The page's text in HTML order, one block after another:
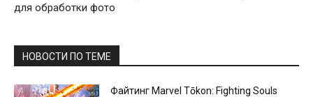
для обработки фото
НОВОСТИ ПО ТЕМЕ
Файтинг Marvel Tōkon: Fighting Souls